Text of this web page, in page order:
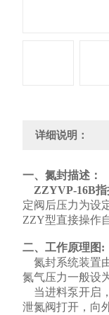
详细说明：
一、氮封描述：
ZZYVP-16B指
定阀后压力为设
ZZY型直接操作
二、工作原理图:
氮封系统装置
氮气压力一般设
当进料泵开启
泄氮阀打开，向